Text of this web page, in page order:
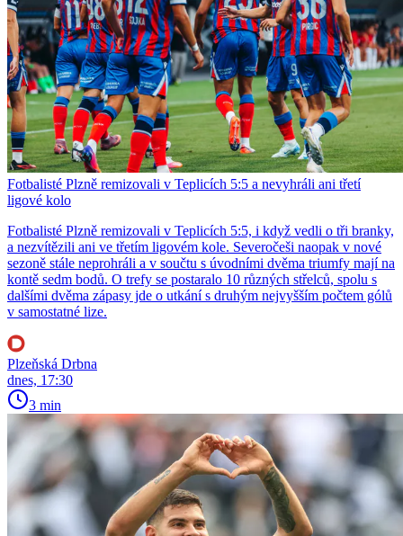
Fotbalisté Plzně remizovali v Teplicích 5:5 a nevyhráli ani třetí
ligové kolo
Fotbalisté Plzně remizovali v Teplicích 5:5, i když vedli o tři branky,
a nezvítězili ani ve třetím ligovém kole. Severočeši naopak v nové
sezoně stále neprohráli a v součtu s úvodními dvěma triumfy mají na
kontě sedm bodů. O trefy se postaralo 10 různých střelců, spolu s
dalšími dvěma zápasy jde o utkání s druhým nejvyšším počtem gólů
v samostatné lize.
Plzeňská Drbna
dnes, 17:30
3 min